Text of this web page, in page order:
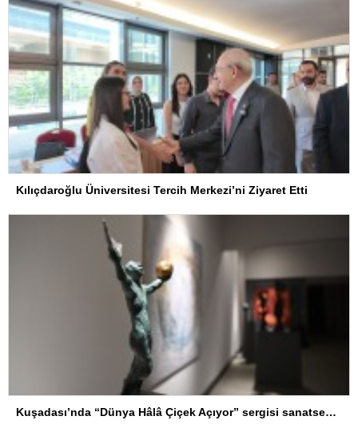
Kılıçdaroğlu Üniversitesi Tercih Merkezi’ni Ziyaret Etti
Kuşadası’nda “Dünya Hâlâ Çiçek Açıyor” sergisi sanatseverlerle buluşuyor